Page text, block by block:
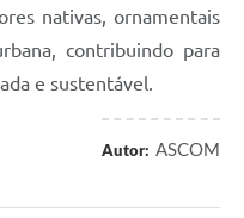
nativas, ornamentais
contribuindo para
e sustentável.
Autor: ASCOM